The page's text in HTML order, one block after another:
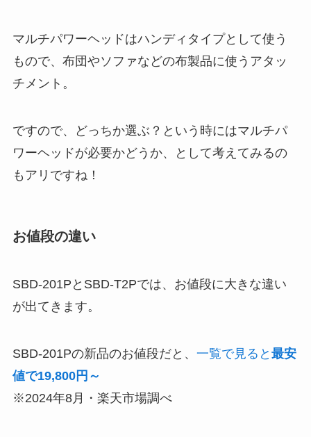
マルチパワーヘッドはハンディタイプとして使う
もので、布団やソファなどの布製品に使うアタッ
チメント。
ですので、どっちか選ぶ？という時にはマルチパ
ワーヘッドが必要かどうか、として考えてみるの
もアリですね！
お値段の違い
SBD-201PとSBD-T2Pでは、お値段に大きな違い
が出てきます。
SBD-201Pの新品のお値段だと、 一覧で見ると 最安
値で19,800円～
※2024年8月・楽天市場調べ